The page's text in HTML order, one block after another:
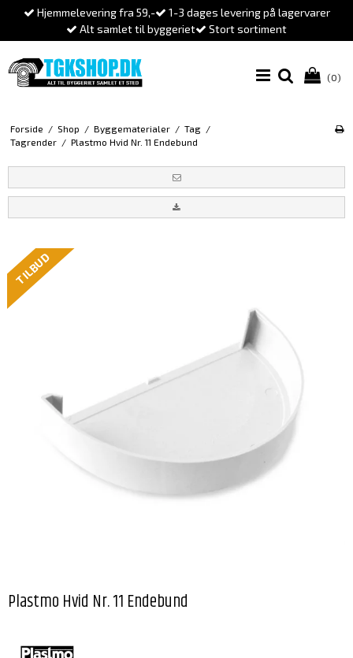
Hjemmelevering fra 59,-
1-3 dages levering på lagervarer
Alt samlet til byggeriet
Stort sortiment
(0)
Forside / Shop / Byggematerialer / Tag /
Tagrender / Plastmo Hvid Nr. 11 Endebund
TILBUD
Plastmo Hvid Nr. 11 Endebund